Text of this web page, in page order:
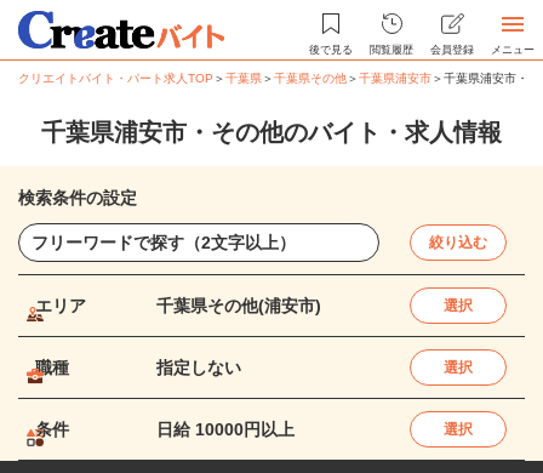
後で見る 閲覧履歴 会員登録 メニュー
クリエイトバイト・パート求人TOP ＞千葉県＞千葉県その他＞千葉県浦安市＞千葉県浦安市・
千葉県浦安市・その他のバイト・求人情報
検索条件の設定
絞り込む
エリア 千葉県その他(浦安市) 選択
職種 指定しない 選択
条件 日給 10000円以上 選択